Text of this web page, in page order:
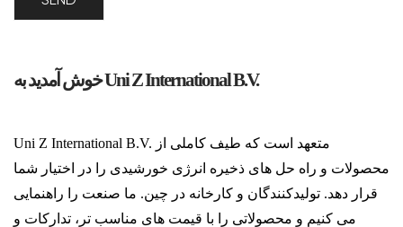
خوش آمدید به Uni Z International B.V.
Uni Z International B.V. متعهد است که طیف کاملی از
محصولات و راه حل های ذخیره انرژی خورشیدی را در اختیار شما
قرار دهد. تولیدکنندگان و کارخانه در چین. ما صنعت را راهنمایی
می کنیم و محصولاتی را با قیمت های مناسب تر، تدارکات و